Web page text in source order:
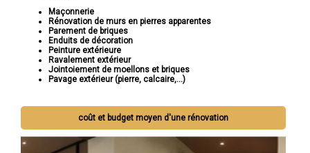
Maçonnerie
Rénovation de murs en pierres apparentes
Parement de briques
Enduits de décoration
Peinture extérieure
Ravalement extérieur
Jointoiement de moellons et briques
Pavage extérieur (pierre, calcaire,...)
coût et budget moyen d'une rénovation